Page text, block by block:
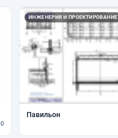
0
ИНЖЕНЕРИЯ И ПРОЕКТИРОВАНИЕ
Павильон